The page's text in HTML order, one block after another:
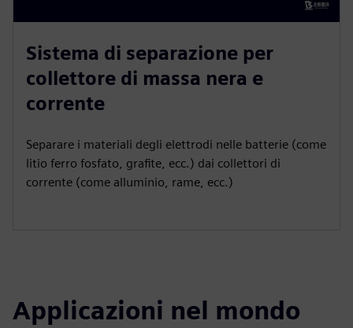
Sistema di separazione per
collettore di massa nera e
corrente
Separare i materiali degli elettrodi nelle batterie (come
litio ferro fosfato, grafite, ecc.) dai collettori di
corrente (come alluminio, rame, ecc.)
Applicazioni nel mondo